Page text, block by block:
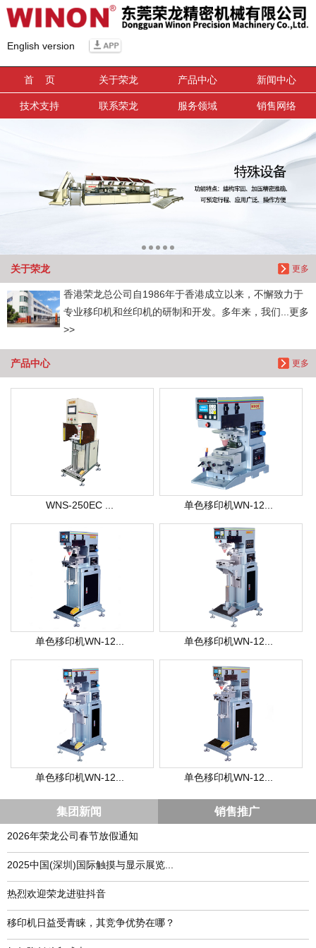
English version
首 页 关于荣龙 产品中心 新闻中心
技术支持 联系荣龙 服务领域 销售网络
更多
关于荣龙
香港荣龙总公司自1986年于香港成立以来，不懈致力于
专业移印机和丝印机的研制和开发。多年来，我们...更多
>>
更多
产品中心
WNS-250EC ... 单色移印机WN-12...
单色移印机WN-12... 单色移印机WN-12...
单色移印机WN-12... 单色移印机WN-12...
集团新闻 销售推广
2026年荣龙公司春节放假通知
​2025中国(深圳)国际触摸与显示展览...
热烈欢迎荣龙进驻抖音
移印机日益受青睐，其竞争优势在哪？
信息搜索
搜索